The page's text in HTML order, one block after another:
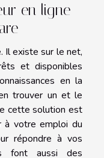
en ligne
Il existe sur le net,
et disponibles
en la
trouver un et le
cette solution est
à votre emploi du
répondre à vos
font aussi des